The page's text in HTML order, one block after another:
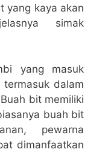
yang kaya akan
simak
yang masuk
termasuk dalam
bit memiliki
buah bit
pewarna
dimanfaatkan